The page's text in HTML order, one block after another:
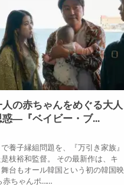
人の赤ちゃんをめぐる大人
惑―『ベイビー・ブ...
養子縁組問題を、『万引き家族』
枝裕和監督。 その最新作は、キ
台もオール韓国という初の韓国映
赤ちゃんポ……